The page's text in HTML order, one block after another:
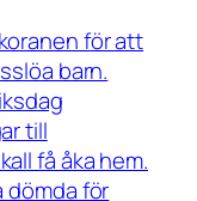
för att
barn.
till
få åka hem.
dömda för